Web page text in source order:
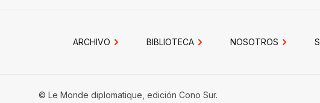
ARCHIVO BIBLIOTECA NOSOTROS
© Le Monde diplomatique, edición Cono Sur.